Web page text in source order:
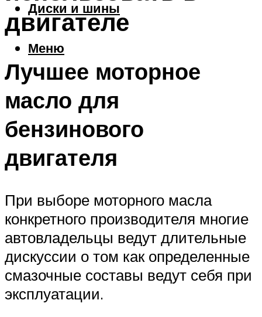
Диски и шины
Меню
двигателе
Лучшее моторное
масло для
бензинового
двигателя
При выборе моторного масла
конкретного производителя многие
автовладельцы ведут длительные
дискуссии о том как определенные
смазочные составы ведут себя при
эксплуатации.